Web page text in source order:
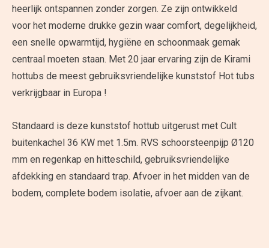
heerlijk ontspannen zonder zorgen. Ze zijn ontwikkeld
voor het moderne drukke gezin waar comfort, degelijkheid,
een snelle opwarmtijd, hygiëne en schoonmaak gemak
centraal moeten staan. Met 20 jaar ervaring zijn de Kirami
hottubs de meest gebruiksvriendelijke kunststof Hot tubs
verkrijgbaar in Europa !
Standaard is deze kunststof hottub uitgerust met Cult
buitenkachel 36 KW met 1.5m. RVS schoorsteenpijp Ø120
mm en regenkap en hitteschild, gebruiksvriendelijke
afdekking en standaard trap. Afvoer in het midden van de
bodem, complete bodem isolatie, afvoer aan de zijkant.